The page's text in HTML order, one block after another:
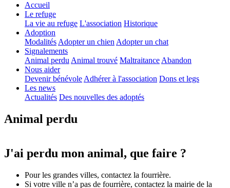
Accueil
Le refuge
La vie au refuge L'association Historique
Adoption
Modalités Adopter un chien Adopter un chat
Signalements
Animal perdu Animal trouvé Maltraitance Abandon
Nous aider
Devenir bénévole Adhérer à l'association Dons et legs
Les news
Actualités Des nouvelles des adoptés
Animal perdu
J'ai perdu mon animal, que faire ?
Pour les grandes villes, contactez la fourrière.
Si votre ville n’a pas de fourrière, contactez la mairie de la